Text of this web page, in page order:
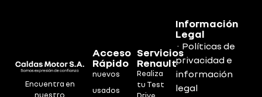
Encuentra en
nuestro
Servicios
Renault
Realiza
tu Test
Acceso
Rápido
nuevos
usados
Información
Legal
· Políticas de
privacidad e
información
legal